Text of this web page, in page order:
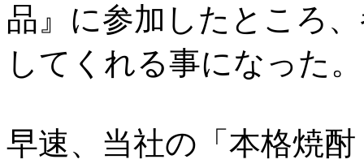
品』に参加したところ
してくれる事になった。
早速、当社の「本格焼